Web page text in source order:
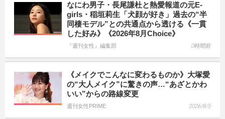
なにわ男子・長尾謙杜と熱愛報道の元E-
girls・稲垣莉生「犬顔が好き」過去の“半
同棲モデル”との共通点から透ける《一貫
した好み》《2026年8月Choice》
『週刊女性』編集部 0時間前
《メイクでこんなに変わるものか》大塚愛
の“大人メイク”に驚きの声…“あざとかわ
いい”からの路線変更
週刊女性PRIME 2026/8/5